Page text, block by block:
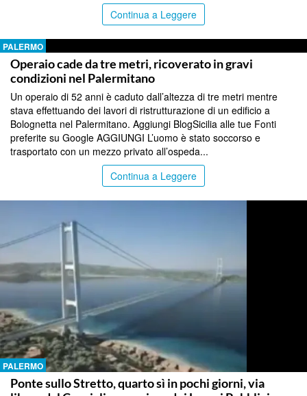
Continua a Leggere
PALERMO
Operaio cade da tre metri, ricoverato in gravi
condizioni nel Palermitano
Un operaio di 52 anni è caduto dall’altezza di tre metri mentre
stava effettuando dei lavori di ristrutturazione di un edificio a
Bolognetta nel Palermitano. Aggiungi BlogSicilia alle tue Fonti
preferite su Google AGGIUNGI L’uomo è stato soccorso e
trasportato con un mezzo privato all’ospeda...
Continua a Leggere
PALERMO
Ponte sullo Stretto, quarto sì in pochi giorni, via